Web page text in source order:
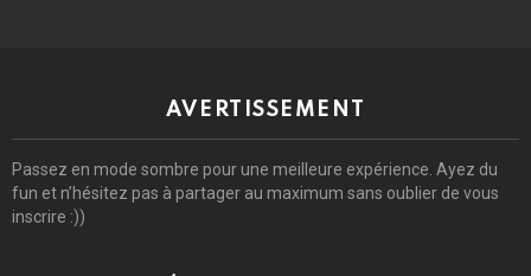
AVERTISSEMENT
Passez en mode sombre pour une meilleure expérience. Ayez du
fun et n’hésitez pas à partager au maximum sans oublier de vous
inscrire :))